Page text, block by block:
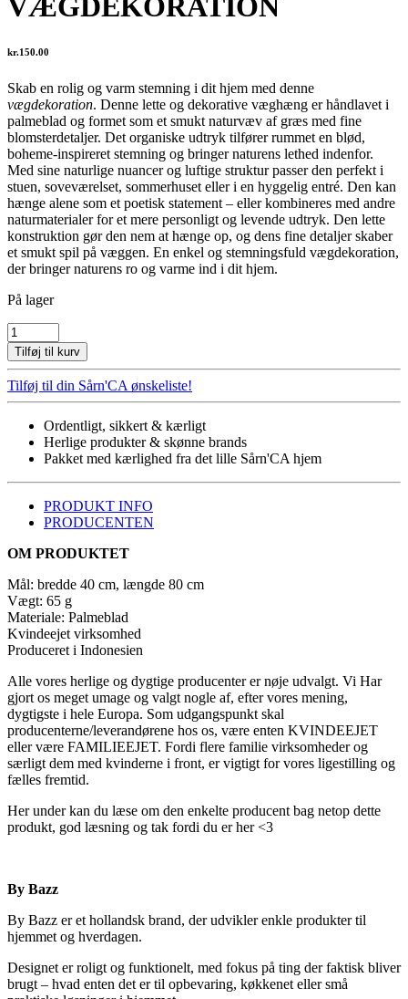
VÆGDEKORATION
kr.150.00
Skab en rolig og varm stemning i dit hjem med denne
vægdekoration. Denne lette og dekorative væghæng er håndlavet i
palmeblad og formet som et smukt naturvæv af græs med fine
blomsterdetaljer. Det organiske udtryk tilfører rummet en blød,
boheme-inspireret stemning og bringer naturens lethed indenfor.
Med sine naturlige nuancer og luftige struktur passer den perfekt i
stuen, soveværelset, sommerhuset eller i en hyggelig entré. Den kan
hænge alene som et poetisk statement – eller kombineres med andre
naturmaterialer for et mere personligt og levende udtryk. Den lette
konstruktion gør den nem at hænge op, og dens fine detaljer skaber
et smukt spil på væggen. En enkel og stemningsfuld vægdekoration,
der bringer naturens ro og varme ind i dit hjem.
På lager
NATURVÆV
-
VÆGDEKORATION
antal
Tilføj til kurv
Tilføj til din Sårn'CA ønskeliste!
Ordentligt, sikkert & kærligt
Herlige produkter & skønne brands
Pakket med kærlighed fra det lille Sårn'CA hjem
PRODUKT INFO
PRODUCENTEN
OM PRODUKTET
Mål: bredde 40 cm, længde 80 cm
Vægt: 65 g
Materiale: Palmeblad
Kvindeejet virksomhed
Produceret i Indonesien
Alle vores herlige og dygtige producenter er nøje udvalgt. Vi Har
gjort os meget umage og valgt nogle af, efter vores mening,
dygtigste i hele Europa. Som udgangspunkt skal
producenterne/leverandørene hos os, være enten KVINDEEJET
eller være FAMILIEEJET. Fordi flere familie virksomheder og
særligt dem med kvinderne i front, er vigtigt for vores ligestilling og
fælles fremtid.
Her under kan du læse om den enkelte producent bag netop dette
produkt, god læsning og tak fordi du er her <3
By Bazz
By Bazz er et hollandsk brand, der udvikler enkle produkter til
hjemmet og hverdagen.
Designet er roligt og funktionelt, med fokus på ting der faktisk bliver
brugt – hvad enten det er til opbevaring, køkkenet eller små